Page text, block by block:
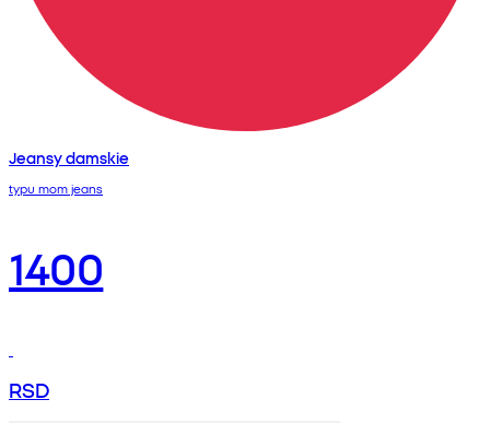
Jeansy damskie
typu mom jeans
1400
RSD